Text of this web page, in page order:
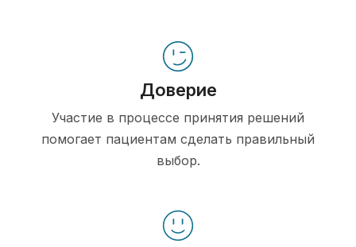
Доверие
Участие в процессе принятия решений
помогает пациентам сделать правильный
выбор.